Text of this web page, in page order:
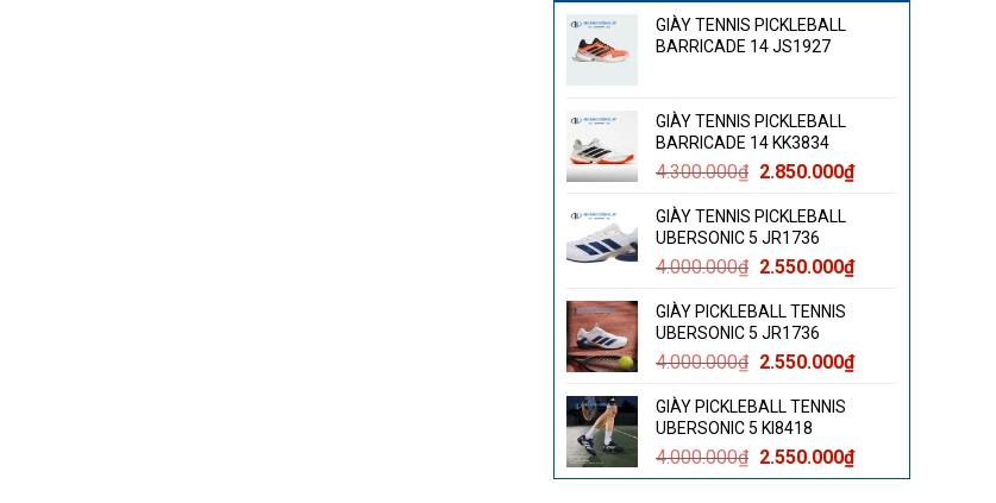
GIÀY TENNIS PICKLEBALL
BARRICADE 14 JS1927
GIÀY TENNIS PICKLEBALL
BARRICADE 14 KK3834
4.300.000₫ Giá
là:
4.300.000₫.
2.850.000₫Giá
2.850.000₫.
GIÀY TENNIS PICKLEBALL
UBERSONIC 5 JR1736
4.000.000₫ Giá
là:
4.000.000₫.
2.550.000₫Giá
2.550.000₫.
GIÀY PICKLEBALL TENNIS
UBERSONIC 5 JR1736
4.000.000₫ Giá
là:
4.000.000₫.
2.550.000₫Giá
2.550.000₫.
GIÀY PICKLEBALL TENNIS
UBERSONIC 5 KI8418
4.000.000₫ Giá
gốc
2.550.000₫Giá
hiện